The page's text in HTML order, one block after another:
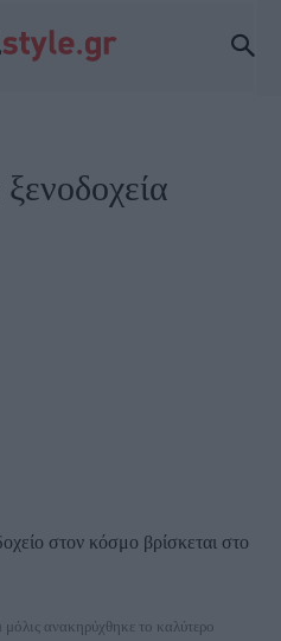
στον κόσμο βρίσκεται στο
ανακηρύχθηκε το καλύτερο